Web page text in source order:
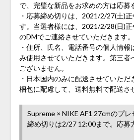
で、完璧な新品をお求めの方は応募
・応募締め切りは、2021/2/27(土)
す。当選者様には、2021/2/28(日)
のDMでご連絡させていただきます。
・住所、氏名、電話番号の個人情
み使用させていただきます。第三者
ございません。
・日本国内のみに配送させていた
梱包に配慮して、送料無料で配送さ
Supreme × NIKE AF1 27cmのプレ
締め切りは2/27 12:00まで。応募